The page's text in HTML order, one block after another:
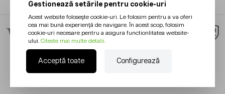
Gestionează setările pentru cookie-uri
Acest website folosește cookie-uri. Le folosim pentru a va oferi
cea mai bună experiență de navigare. În acest scop, folosim
cookie-uri necesare pentru a asigura functionlitatea website-
ului. Citeste mai multe detalii.
Acceptă toate Configurează